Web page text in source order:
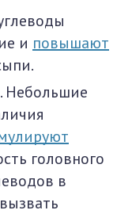
и повышают
. Небольшие
головного
в